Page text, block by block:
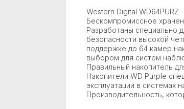
Western Digital
Бескомпромиссное
Разработаны специально
безопасности высокой
поддержке до 64 камер
выбором для систем
Правильный накопитель
Накопители WD Purple
эксплуатации в системах
Производительность,